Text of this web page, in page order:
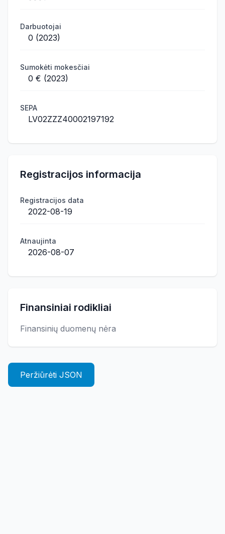
Darbuotojai
0 (2023)
Sumokėti mokesčiai
0 € (2023)
SEPA
LV02ZZZ40002197192
Registracijos informacija
Registracijos data
2022-08-19
Atnaujinta
2026-08-07
Finansiniai rodikliai
Finansinių duomenų nėra
Peržiūrėti JSON